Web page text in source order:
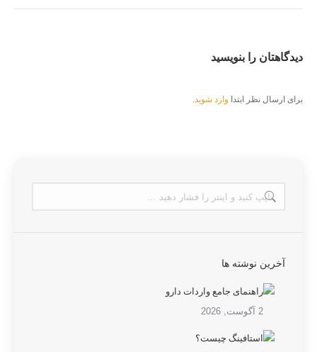
دیدگاهتان را بنویسید
برای ارسال نظر ابتدا وارد شوید.
آخرین نوشته ها
راهنمای جامع واردات دارو
2 آگوست, 2026
استافینگ چیست؟